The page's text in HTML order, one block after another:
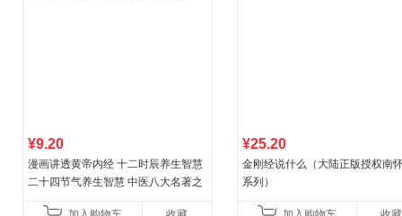
¥9.20
漫画讲透黄帝内经 十二时辰养生智慧
二十四节气养生智慧 中医八大名著之
¥25.20
金刚经说什么（大陆正版授权南
系列）